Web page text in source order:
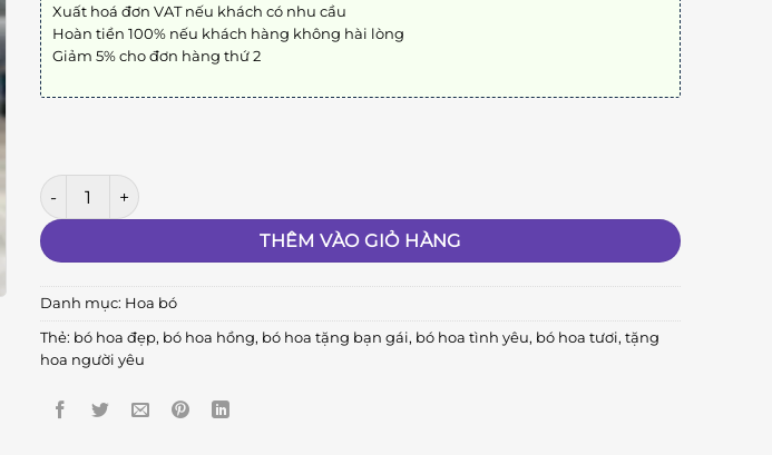
Xuất hoá đơn VAT nếu khách có nhu cầu
Hoàn tiền 100% nếu khách hàng không hài lòng
Giảm 5% cho đơn hàng thứ 2
Bó Hoa Tình Yêu số lượng
THÊM VÀO GIỎ HÀNG
Danh mục: Hoa bó
Thẻ: bó hoa đẹp, bó hoa hồng, bó hoa tặng bạn gái, bó hoa tình yêu, bó hoa tươi, tặng
hoa người yêu